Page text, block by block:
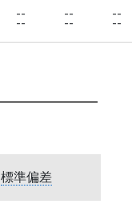
--
--
--
--
--
--
標準偏差